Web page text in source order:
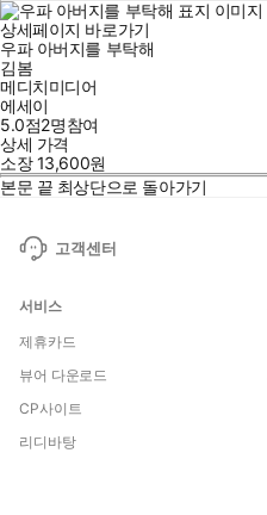
상세페이지 바로가기
우파 아버지를 부탁해
김봄
메디치미디어
에세이
5.0점2명참여
상세 가격
소장13,600원
본문 끝 최상단으로 돌아가기
고객센터
서비스
제휴카드
뷰어 다운로드
CP사이트
리디바탕